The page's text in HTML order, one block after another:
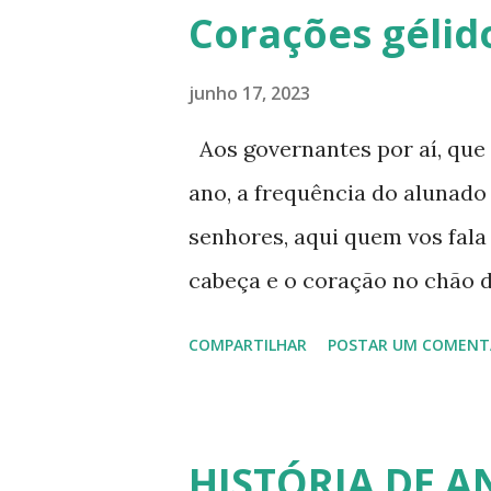
um pouco das provas para
buscam muito este tipo de
médias, eliminam todo o
Para quem pretende
ginásio, 5ª a 8ª série, 6º ao
do Encceja, que é uma
da Nat...
Corações
junho 17, 2023
Aos governantes por aí,
ano, a frequência do alunado
senhores, aqui quem vos
cabeça e o coração no chão
alunos da escola pública.
COMPARTILHAR POSTAR UM